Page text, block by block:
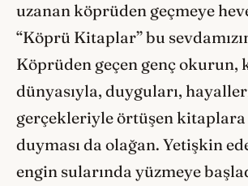
uzanan köprüden geçmeye
“Köprü Kitaplar” bu
Köprüden geçen genç okurun,
dünyasıyla, duyguları,
gerçekleriyle örtüşen
duyması da olağan. Yetişkin
engin sularında yüzmeye